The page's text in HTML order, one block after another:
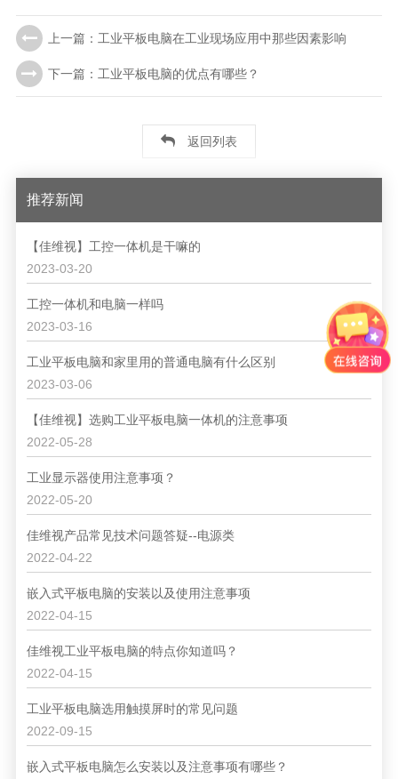
上一篇：工业平板电脑在工业现场应用中那些因素影响
下一篇：工业平板电脑的优点有哪些？
返回列表
推荐新闻
【佳维视】工控一体机是干嘛的
2023-03-20
工控一体机和电脑一样吗
2023-03-16
工业平板电脑和家里用的普通电脑有什么区别
2023-03-06
【佳维视】选购工业平板电脑一体机的注意事项
2022-05-28
工业显示器使用注意事项？
2022-05-20
佳维视产品常见技术问题答疑--电源类
2022-04-22
嵌入式平板电脑的安装以及使用注意事项
2022-04-15
佳维视工业平板电脑的特点你知道吗？
2022-04-15
工业平板电脑选用触摸屏时的常见问题
2022-09-15
嵌入式平板电脑怎么安装以及注意事项有哪些？